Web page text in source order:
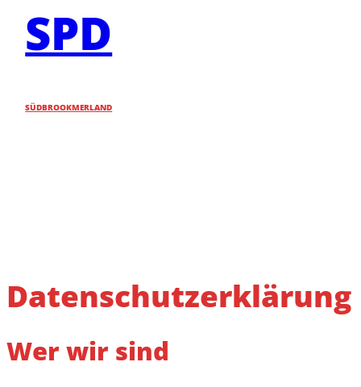
SPD
SÜDBROOKMERLAND
Datenschutzerklärung
Wer wir sind